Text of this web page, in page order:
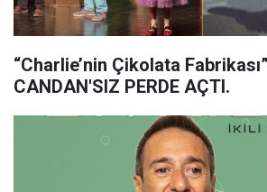
“Charlie’nin Çikolata
CANDAN'SIZ PERDE AÇTI.